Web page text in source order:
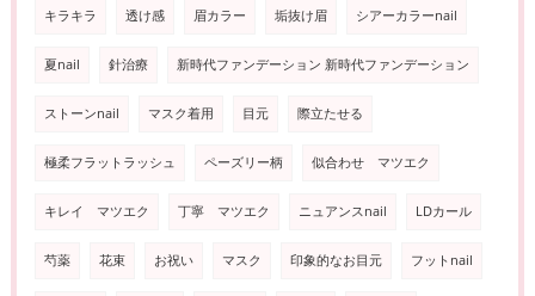
キラキラ 透け感 眉カラー 垢抜け眉 シアーカラーnail
夏nail 針治療 新時代ファンデーション 新時代ファンデーション
ストーンnail マスク着用 目元 際立たせる
極柔フラットラッシュ ペーズリー柄 似合わせ マツエク
キレイ マツエク 丁寧 マツエク ニュアンスnail LDカール
芍薬 花束 お祝い マスク 印象的なお目元 フットnail